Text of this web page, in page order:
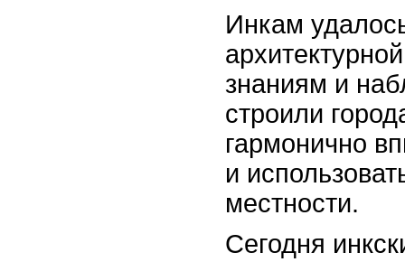
Инкам
знаниям и
строили
гармонично
и
местности.
Сегодня